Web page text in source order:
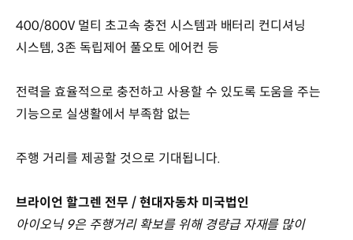
400/800V 멀티 초고속 충전 시스템과 배터리 컨디셔닝
시스템, 3존 독립제어 풀오토 에어컨 등
전력을 효율적으로 충전하고 사용할 수 있도록 도움을 주는
기능으로 실생활에서 부족함 없는
주행 거리를 제공할 것으로 기대됩니다.
브라이언 할그렌 전무 / 현대자동차 미국법인
아이오닉 9은 주행거리 확보를 위해 경량급 자재를 많이